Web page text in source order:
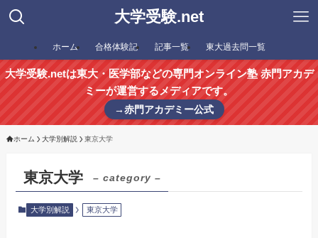
大学受験.net
ホーム 合格体験記 記事一覧 東大過去問一覧
大学受験.netは東大・医学部などの専門オンライン塾 赤門アカデ
ミーが運営するメディアです。
→赤門アカデミー公式
ホーム 大学別解説 東京大学
東京大学 – category –
大学別解説 東京大学